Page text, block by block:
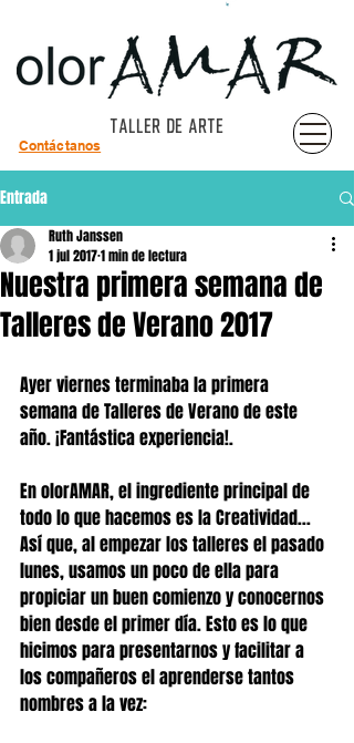
TALLER DE ARTE
Contáctanos
Entrada
Nuestra primera semana de
Talleres de Verano 2017
Ruth Janssen
1 jul 20171 min de lectura
Ayer viernes terminaba la primera
semana de Talleres de Verano de este
año. ¡Fantástica experiencia!.
En olorAMAR, el ingrediente principal de
todo lo que hacemos es la Creatividad...
Así que, al empezar los talleres el pasado
lunes, usamos un poco de ella para
propiciar un buen comienzo y conocernos
bien desde el primer día. Esto es lo que
hicimos para presentarnos y facilitar a
los compañeros el aprenderse tantos
nombres a la vez: